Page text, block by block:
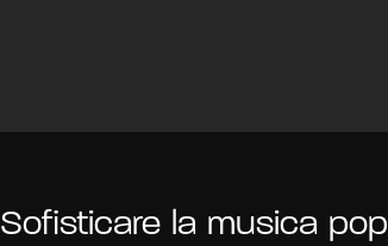
Sofisticare la musica pop